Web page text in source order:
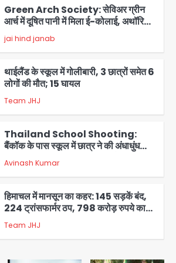
Green Arch Society: सेविअर ग्रीन
आर्च में दूषित पानी में मिला ई-कोलाई, अथॉरिटी
ने शुरू की सैंपलिंग जांच
jai hind janab
थाईलैंड के स्कूल में गोलीबारी, 3 छात्रों समेत 6
लोगों की मौत; 15 घायल
Team JHJ
Thailand School Shooting:
बैंकॉक के पास स्कूल में छात्र ने की अंधाधुंध
फायरिंग, हमलावर सहित सात की मौत, 15
घायल
Avinash Kumar
हिमाचल में मानसून का कहर: 145 सड़कें बंद,
224 ट्रांसफार्मर ठप, 798 करोड़ रुपये का
नुकसान
Team JHJ
Patna violence: पटना में सड़क हादसे में